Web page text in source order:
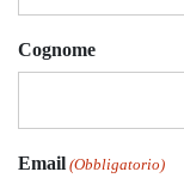
Cognome
Email (Obbligatorio)